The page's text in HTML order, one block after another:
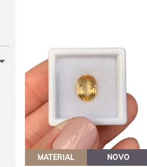
MATERIAL NOVO